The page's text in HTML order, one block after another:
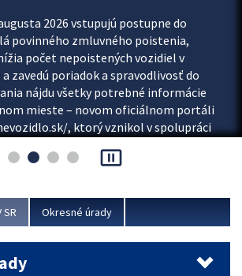
2026 vstupujú postupne do
povinného zmluvného poistenia,
počet nepoistených vozidiel v
zavedú poriadok a spravodlivosť do
nájdu všetky potrebné informácie
mieste – novom oficiálnom portáli
, ktorý vznikol v spolupráci
(SLASPO) a Ministerstva vnútra SR.
pause_presentation
Okresné úrady